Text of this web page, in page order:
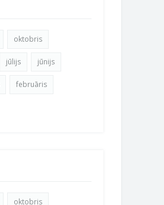
oktobris
jūlijs jūnijs
februāris
oktobris